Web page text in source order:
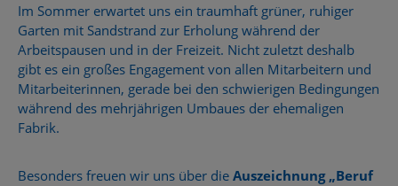
Im Sommer erwartet uns ein traumhaft grüner, ruhiger
Garten mit Sandstrand zur Erholung während der
Arbeitspausen und in der Freizeit. Nicht zuletzt deshalb
gibt es ein großes Engagement von allen Mitarbeitern und
Mitarbeiterinnen, gerade bei den schwierigen Bedingungen
während des mehrjährigen Umbaues der ehemaligen
Fabrik.
Besonders freuen wir uns über die Auszeichnung „Beruf